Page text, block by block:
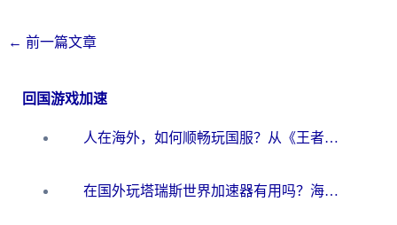
← 前一篇文章
回国游戏加速
人在海外，如何顺畅玩国服？从《王者荣耀》到《云图计划》的加速器终极指南
在国外玩塔瑞斯世界加速器有用吗？海外玩家亲测后的真实答案